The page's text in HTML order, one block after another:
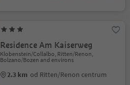
Residence Am Kaiserweg
Klobenstein/Collalbo, Ritten/Renon,
Bolzano/Bozen and environs
2.3 km od Ritten/Renon centrum